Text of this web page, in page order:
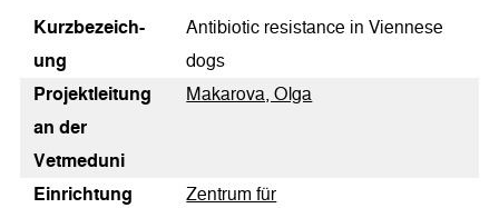
Kurz­bezeich­
ung
Antibiotic resistance in Viennese
dogs
Pro­jekt­lei­tung
an der
Vetmeduni
Makarova, Olga
Einrichtung
Zentrum für